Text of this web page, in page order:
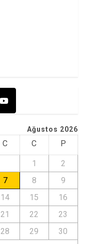
Ağustos 2026
C C P
1
2
7 8
9
14 15
16
21 22
23
28 29
30